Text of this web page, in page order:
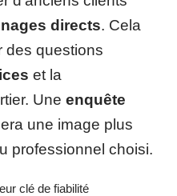
directs. Cela
des questions
et la
Une enquête
une image plus
professionnel choisi.
clé de fiabilité